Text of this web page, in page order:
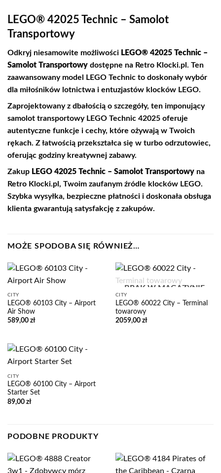
LEGO® 42025 Technic – Samolot
Transportowy
Odkryj niesamowite możliwości LEGO® 42025 Technic –
Samolot Transportowy dostępne na Retro Klocki.pl. Ten
zaawansowany model LEGO Technic to doskonały wybór
dla miłośników lotnictwa i entuzjastów klocków LEGO.
Zaprojektowany z dbałością o szczegóły, ten imponujący
samolot transportowy LEGO Technic 42025 oferuje
autentyczne funkcje i cechy, które ożywają w Twoich
rękach. Z łatwością przekształca się w turbo odrzutowiec,
oferując godziny kreatywnej zabawy.
Zakup LEGO 42025 Technic – Samolot Transportowy na
Retro Klocki.pl, Twoim zaufanym źródle klocków LEGO.
Szybka wysyłka, bezpieczne płatności i doskonała obsługa
klienta gwarantują satysfakcję z zakupów.
MOŻE SPODOBA SIĘ RÓWNIEŻ…
CITY
LEGO® 60103 City – Airport
Air Show
589,00 zł
BRAK W MAGAZYNIE
CITY
LEGO® 60022 City – Terminal
towarowy
2059,00 zł
CITY
LEGO® 60100 City – Airport
Starter Set
89,00 zł
PODOBNE PRODUKTY